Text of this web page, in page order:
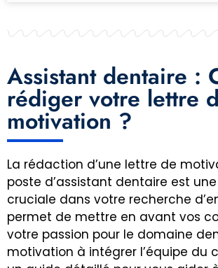
Assistant dentaire :
rédiger votre lettre
motivation ?
La rédaction d’une lettre de
poste d’assistant dentaire est
cruciale dans votre recherche
permet de mettre en avant vos
votre passion pour le domaine
motivation à intégrer l’équipe du